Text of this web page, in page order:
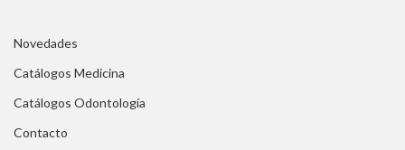
Novedades
Catálogos Medicina
Catálogos Odontología
Contacto